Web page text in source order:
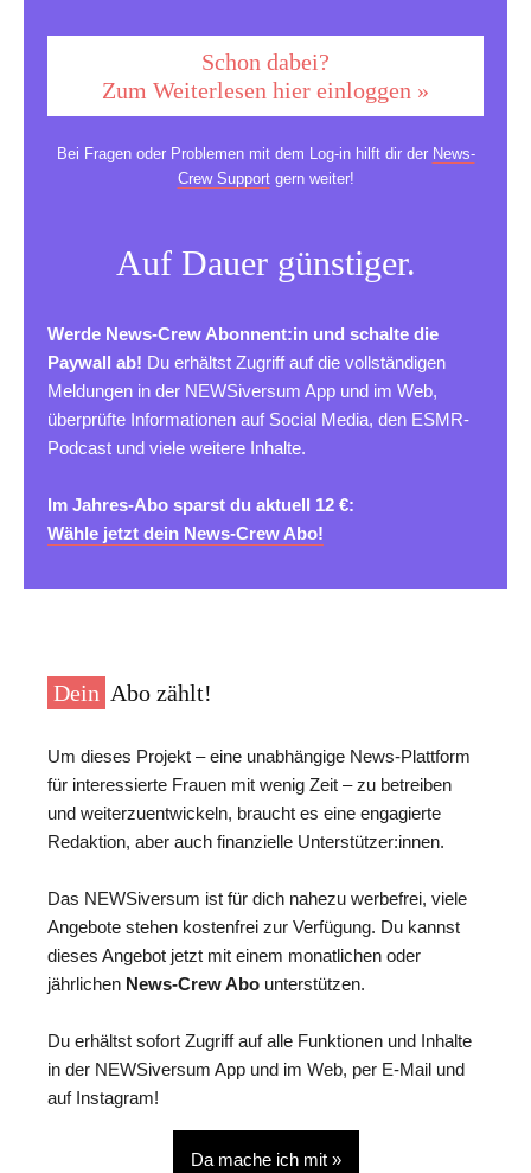
Schon dabei?
Zum Weiterlesen hier einloggen »
Bei Fragen oder Problemen mit dem Log-in hilft dir der News-
Crew Supportgern weiter!
Auf Dauer günstiger.
Werde News-Crew Abonnent:in und schalte die
Paywall ab! Du erhältst Zugriff auf die vollständigen
Meldungen in der NEWSiversum App und im Web,
überprüfte Informationen auf Social Media, den ESMR-
Podcast und viele weitere Inhalte.
Im Jahres-Abo sparst du aktuell 12 €:
Wähle jetzt dein News-Crew Abo!
Dein Abo zählt!
Um dieses Projekt – eine unabhängige News-Plattform
für interessierte Frauen mit wenig Zeit – zu betreiben
und weiterzuentwickeln, braucht es eine engagierte
Redaktion, aber auch finanzielle Unterstützer:innen.
Das NEWSiversum ist für dich nahezu werbefrei, viele
Angebote stehen kostenfrei zur Verfügung. Du kannst
dieses Angebot jetzt mit einem monatlichen oder
jährlichen News-Crew Abo unterstützen.
Du erhältst sofort Zugriff auf alle Funktionen und Inhalte
in der NEWSiversum App und im Web, per E-Mail und
auf Instagram!
Da mache ich mit »